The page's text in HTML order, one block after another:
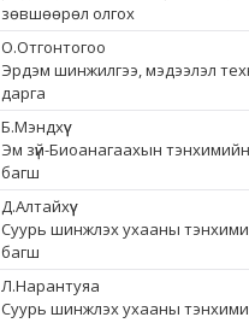
зөвшөөрөл олгох
О.Отгонтогоо
Эрдэм шинжилгээ, мэдээлэл
дарга
Б.Мэндхүү
Эм зүй-Биоанагаахын
багш
Д.Алтайхүү
Суурь шинжлэх ухааны
багш
Л.Нарантуяа
Суурь шинжлэх ухааны